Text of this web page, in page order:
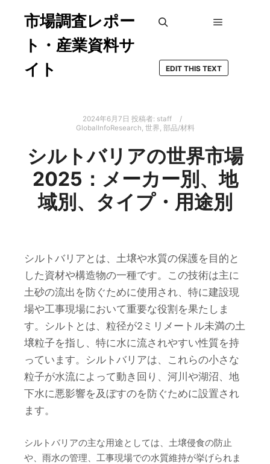
市場調査レポー
ト・産業資料サ
イト
EDIT THIS TEXT
2024年6月7日 投稿者: staff
GlobalInfoResearch, 世界, 部品/材料
シルトバリアの世界市場
2025：メーカー別、地
域別、タイプ・用途別
シルトバリアとは、土壌や水質の保護を目的と
した資材や構造物の一種です。この技術は主に
土砂の流出を防ぐために使用され、特に建設現
場や工事現場において重要な役割を果たしま
す。シルトとは、粒径が2ミリメートル未満の土
壌粒子を指し、特に水に流されやすい性質を持
っています。シルトバリアは、これらの小さな
粒子が水流によって動き回り、河川や湖沼、地
下水に悪影響を及ぼすのを防ぐために設置され
ます。
シルトバリアの主な用途としては、土壌侵食の防止
や、雨水の管理、工事現場での水質維持が挙げられま